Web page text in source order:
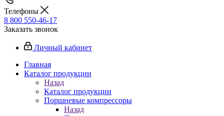
Телефоны
8 800 550-46-17
Заказать звонок
Личный кабинет
Главная
Каталог продукции
Назад
Каталог продукции
Поршневые компрессоры
Назад